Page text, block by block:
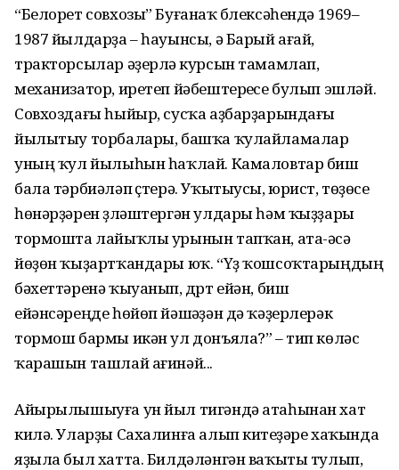
“Белорет совхозы” Буғанаҡ бүлексәһендә 1969–
1987 йылдарҙа – һауынсы, ә Барый ағай,
тракторсылар әҙерләү курсын тамамлап,
механизатор, иретеп йәбештереүсе булып эшләй.
Совхоздағы һыйыр, сусҡа аҙбар­ҙарындағы
йылытыу торбалары, башҡа ҡулайламалар
уның ҡул йылыһын һаҡлай. Камаловтар биш
бала тәрбиәләп үҫтерә. Уҡы­тыусы, юрист, төҙөүсе
һөнәрҙәрен үҙләштергән улдары һәм ҡыҙҙары
тормошта лайыҡлы урынын тап­ҡан, ата-әсә
йөҙөн ҡыҙартҡандары юҡ. “Үҙ ҡошсоҡтарыңдың
бәхет­тәренә ҡыуанып, дүрт ейән, биш
ейәнсәреңде һөйөп йәшәүҙән дә ҡәҙерлерәк
тормош бармы икән ул донъяла?” – тип көләс
ҡарашын ташлай ағинәй...
Айырылышыуға ун йыл тигәндә атаһынан хат
килә. Уларҙы Саха­линға алып китеүҙәре хаҡында
яҙыла был хатта. Билдәләнгән ваҡыты тулып,